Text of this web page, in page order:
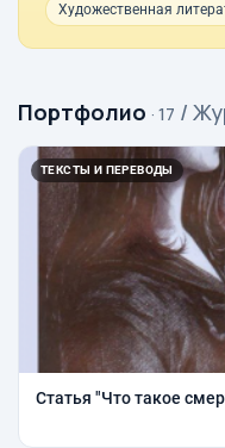
Художественная
Портфолио · 17 /
ТЕКСТЫ И ПЕРЕВОДЫ
Статья "Что такое